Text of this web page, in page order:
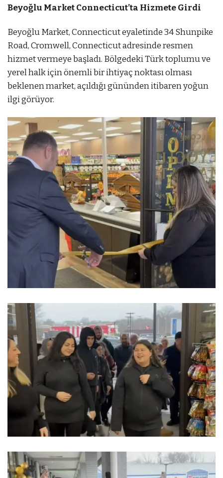
Beyoğlu Market Connecticut’ta Hizmete Girdi
Beyoğlu Market, Connecticut eyaletinde34 Shunpike
Road, Cromwell, Connecticutadresinde resmen
hizmet vermeye başladı. Bölgedeki Türk toplumu ve
yerel halk için önemli bir ihtiyaç noktası olması
beklenen market, açıldığı gününden itibaren yoğun
ilgi görüyor.